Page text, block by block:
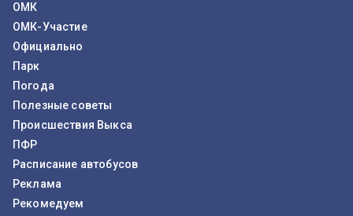
ОМК
ОМК-Участие
Официально
Парк
Погода
Полезные советы
Происшествия Выкса
ПФР
Расписание автобусов
Реклама
Рекомедуем